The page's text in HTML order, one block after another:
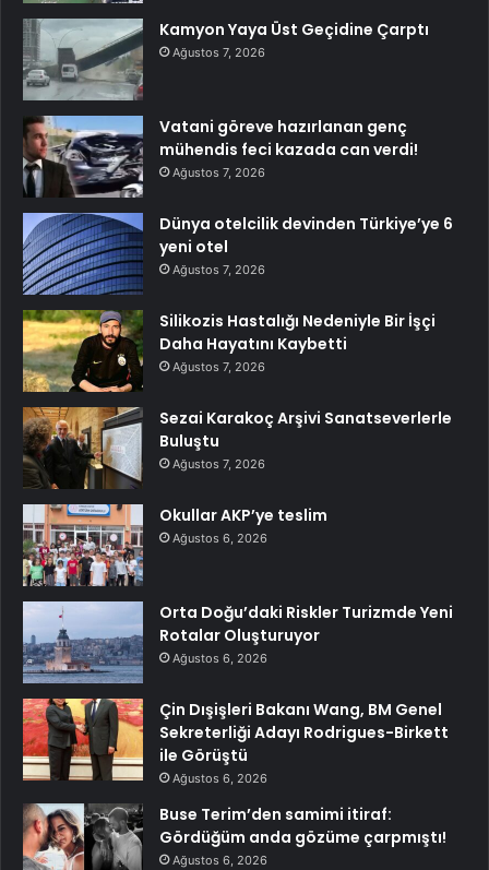
Kamyon Yaya Üst Geçidine Çarptı
Ağustos 7, 2026
Vatani göreve hazırlanan genç
mühendis feci kazada can verdi!
Ağustos 7, 2026
Dünya otelcilik devinden Türkiye’ye 6
yeni otel
Ağustos 7, 2026
Silikozis Hastalığı Nedeniyle Bir İşçi
Daha Hayatını Kaybetti
Ağustos 7, 2026
Sezai Karakoç Arşivi Sanatseverlerle
Buluştu
Ağustos 7, 2026
Okullar AKP’ye teslim
Ağustos 6, 2026
Orta Doğu’daki Riskler Turizmde Yeni
Rotalar Oluşturuyor
Ağustos 6, 2026
Çin Dışişleri Bakanı Wang, BM Genel
Sekreterliği Adayı Rodrigues-Birkett
ile Görüştü
Ağustos 6, 2026
Buse Terim’den samimi itiraf:
Gördüğüm anda gözüme çarpmıştı!
Ağustos 6, 2026